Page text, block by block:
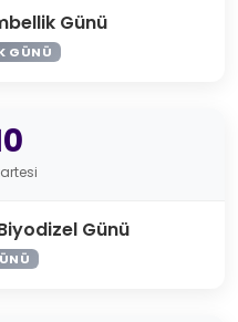
Günü
GÜNÜ
Günü